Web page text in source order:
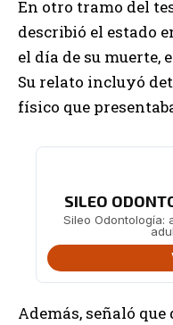
En otro tramo del
describió el estado
el día de su muerte,
Su relato incluyó
físico que
SILEO
Sileo Odontología:
Además, señaló